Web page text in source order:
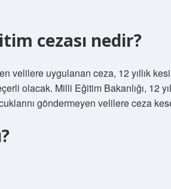
cezası nedir?
velilere uygulanan ceza, 12 yıllık
olacak. Milli Eğitim Bakanlığı, 12
göndermeyen velilere ceza